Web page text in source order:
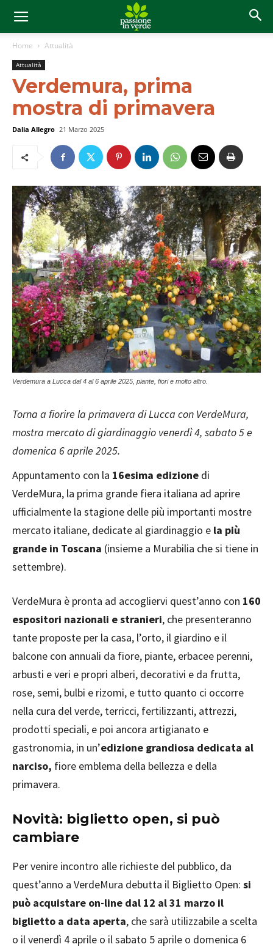
Home Attualità
Attualità
Verdemura, prima
mostra di primavera
Dalia Allegro 21 Marzo 2025
Verdemura a Lucca dal 4 al 6 aprile 2025, piante, fiori e molto altro.
Torna a fiorire la primavera di Lucca con VerdeMura,
mostra mercato di giardinaggio venerdì 4, sabato 5 e
domenica 6 aprile 2025.
Appuntamento con la 16esima edizione di
VerdeMura, la prima grande fiera italiana ad aprire
ufficialmente la stagione delle più importanti mostre
mercato italiane, dedicate al giardinaggio e la più
grande in Toscana (insieme a Murabilia che si tiene in
settembre).
VerdeMura è pronta ad accogliervi quest’anno con 160
espositori nazionali e stranieri, che presenteranno
tante proposte per la casa, l’orto, il giardino e il
balcone con annuali da fiore, piante, erbacee perenni,
arbusti e veri e propri alberi, decorativi e da frutta,
rose, semi, bulbi e rizomi, e tutto quanto ci occorre
nella cura del verde, terricci, fertilizzanti, attrezzi,
prodotti speciali, e poi ancora artigianato e
gastronomia, in un’edizione grandiosa dedicata al
narciso, fiore emblema della bellezza e della
primavera.
Novità: biglietto open, si può
cambiare
Per venire incontro alle richieste del pubblico, da
quest’anno a VerdeMura debutta il Biglietto Open: si
può acquistare on-line dal 12 al 31 marzo il
biglietto a data aperta, che sarà utilizzabile a scelta
o il venerdì 4 aprile o il sabato 5 aprile o domenica 6